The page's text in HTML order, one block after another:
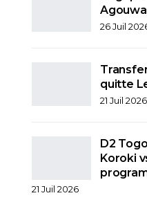
26 Juil
quitte
21 Juil 2026
D2
Koroki
21 Juil 2026